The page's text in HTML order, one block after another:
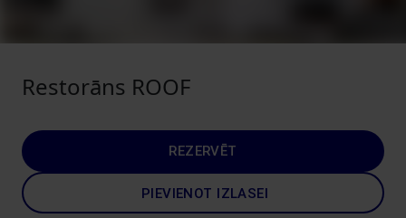
Restorāns ROOF
REZERVĒT
PIEVIENOT IZLASEI